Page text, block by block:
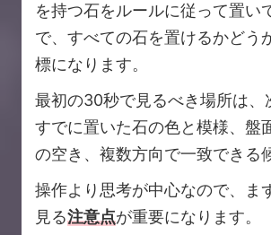
を持つ石をルールに従って置い
で、すべての石を置けるかどう
標になります。
最初の30秒で見るべき場所は、
すでに置いた石の色と模様、盤
の空き、複数方向で一致できる
操作より思考が中心なので、ま
見る注意点が重要になります。